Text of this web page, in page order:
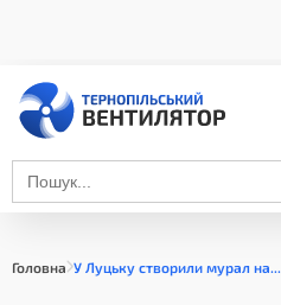
Search
for:
Головна У Луцьку створили мурал на...